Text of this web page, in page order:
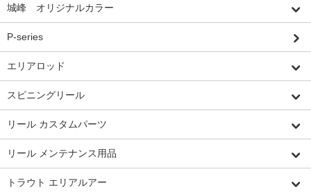
城峰 オリジナルカラー
P-series
エリアロッド
スピニングリール
リール カスタムパーツ
リール メンテナンス用品
トラウト エリアルアー